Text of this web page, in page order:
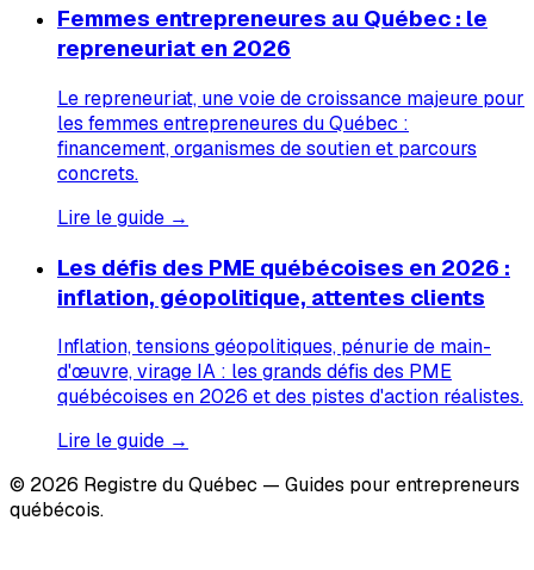
Femmes entrepreneures au Québec : le
repreneuriat en 2026
Le repreneuriat, une voie de croissance majeure pour
les femmes entrepreneures du Québec :
financement, organismes de soutien et parcours
concrets.
Lire le guide →
Les défis des PME québécoises en 2026 :
inflation, géopolitique, attentes clients
Inflation, tensions géopolitiques, pénurie de main-
d'œuvre, virage IA : les grands défis des PME
québécoises en 2026 et des pistes d'action réalistes.
Lire le guide →
© 2026 Registre du Québec — Guides pour entrepreneurs
québécois.